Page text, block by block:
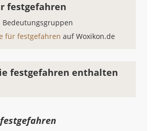
festgefahren
Bedeutungsgruppen
für festgefahrenauf Woxikon.de
festgefahren enthalten
festgefahren